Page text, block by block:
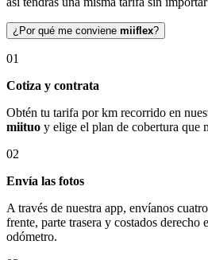
¿Por qué me conviene miiflex?
01
Cotiza y contrata
Obtén tu tarifa por km recorrido en
miituo y elige el plan de cobertura que
02
Envía las fotos
A través de nuestra app, envíanos
frente, parte trasera y costados derecho
odómetro.